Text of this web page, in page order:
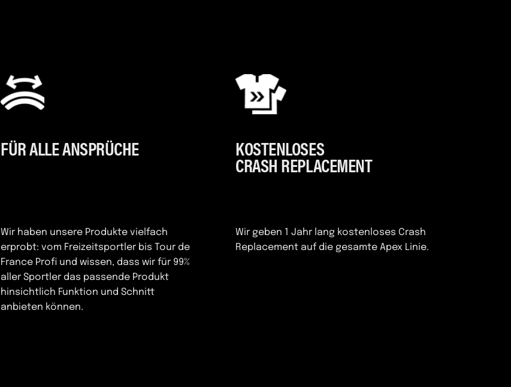
FÜR ALLE ANSPRÜCHE
Wir haben unsere Produkte vielfach
erprobt: vom Freizeitsportler bis Tour de
France Profi und wissen, dass wir für 99%
aller Sportler das passende Produkt
hinsichtlich Funktion und Schnitt
anbieten können.
KOSTENLOSES
CRASH REPLACEMENT
Wir geben 1 Jahr lang kostenloses Crash
Replacement auf die gesamte Apex Linie.